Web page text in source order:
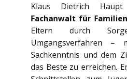
Klaus Dietrich
Fachanwalt für
Eltern durch
Umgangsverfahren –
Sachkenntnis und dem
das Beste zu erreichen.